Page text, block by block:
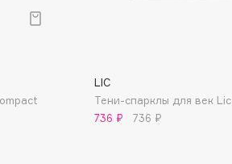
LIC
Тени-спарклы для век Lic
736 ₽
736 ₽